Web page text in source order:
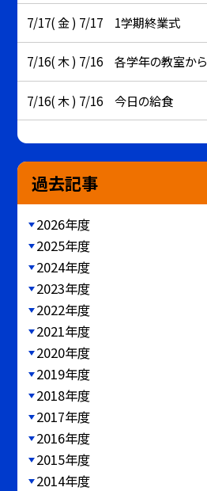
7/17( 金 ) 7/17 1学期終業式
7/16( 木 ) 7/16 各学年の教室から
7/16( 木 ) 7/16 今日の給食
過去記事
2026年度
2025年度
2024年度
2023年度
2022年度
2021年度
2020年度
2019年度
2018年度
2017年度
2016年度
2015年度
2014年度